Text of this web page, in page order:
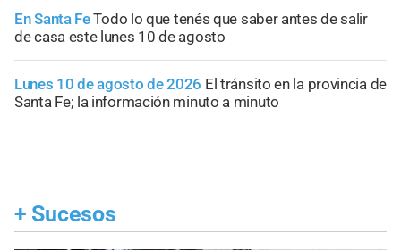
En Santa FeTodo lo que tenés que saber antes de salir
de casa este lunes 10 de agosto
Lunes 10 de agosto de 2026 El tránsito en la provincia de
Santa Fe; la información minuto a minuto
+ Sucesos